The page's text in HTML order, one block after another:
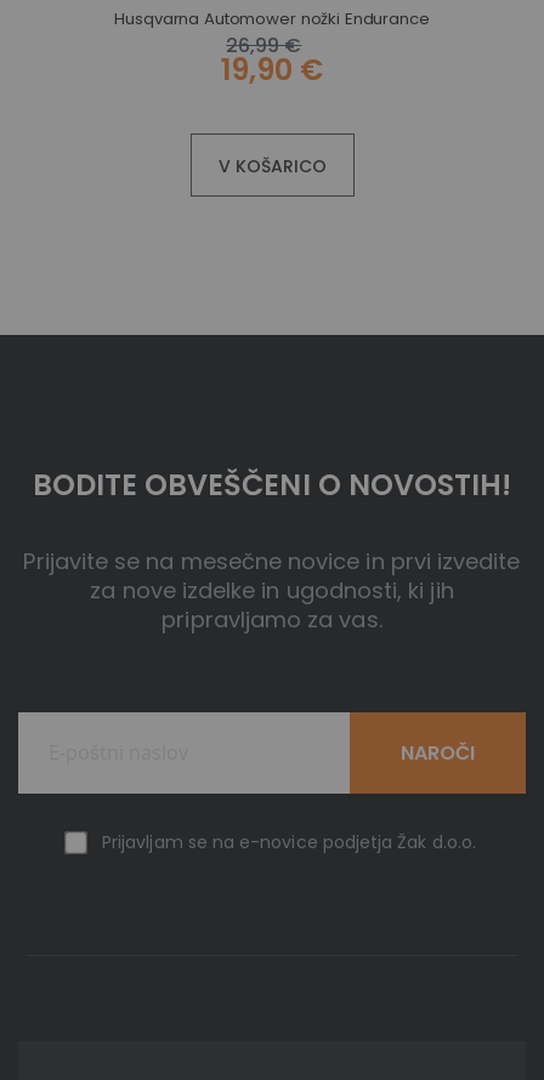
Husqvarna Automower nožki Endurance
26,99 €
19,90 €
V KOŠARICO
BODITE OBVEŠČENI O NOVOSTIH!
Prijavite se na mesečne novice in prvi izvedite
za nove izdelke in ugodnosti, ki jih
pripravljamo za vas.
Prijavljam se na e-novice podjetja Žak d.o.o.
NAROČI